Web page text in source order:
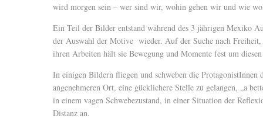
wird morgen sein – wer sind wir, wohin gehen wir und wie
Ein Teil der Bilder entstand während des 3 jährigen Mexiko
der Auswahl der Motive wieder. Auf der Suche nach
ihren Arbeiten hält sie Bewegung und Momente fest um
In einigen Bildern fliegen und schweben die
angenehmeren Ort, eine gücklichere Stelle zu gelangen, „a
in einem vagen Schwebezustand, in einer Situation der
Distanz an.